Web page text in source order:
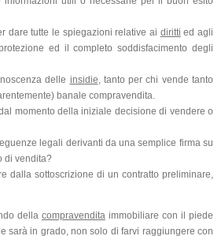
dare tutte le spiegazioni relative ai diritti ed agli
ed il completo soddisfacimento degli
delle insidie, tanto per chi vende tanto
banale compravendita.
momento della iniziale decisione di vendere o
legali derivanti da una semplice firma su
di vendita?
dalla sottoscrizione di un contratto preliminare,
della compravenditaimmobiliare con il piede
sarà in grado, non solo di farvi raggiungere con